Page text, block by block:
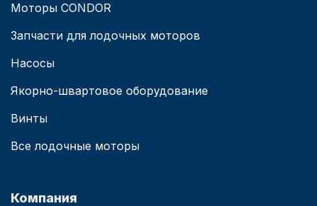
Моторы CONDOR
Запчасти для лодочных моторов
Насосы
Якорно-швартовое оборудование
Винты
Все лодочные моторы
Компания